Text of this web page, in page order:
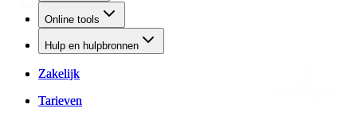
Online tools
Hulp en hulpbronnen
Zakelijk
Tarieven
Online tools
Hulp en hulpbronnen
Zakelijk
Tarieven